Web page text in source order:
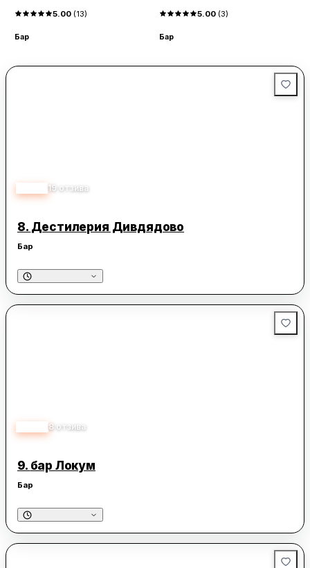
Застраховки
5.00 (13)
Бар
5.00 (3)
Бар
19 отзива
8. Дестилерия Дивдядово
Бар
8 отзива
9. бар Локум
Бар